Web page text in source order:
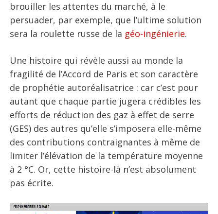
brouiller les attentes du marché, à le
persuader, par exemple, que l’ultime solution
sera la roulette russe de la géo-ingénierie.
Une histoire qui révèle aussi au monde la
fragilité de l’Accord de Paris et son caractère
de prophétie autoréalisatrice : car c’est pour
autant que chaque partie jugera crédibles les
efforts de réduction des gaz à effet de serre
(GES) des autres qu’elle s’imposera elle-même
des contributions contraignantes à même de
limiter l’élévation de la température moyenne
à 2 °C. Or, cette histoire-là n’est absolument
pas écrite.